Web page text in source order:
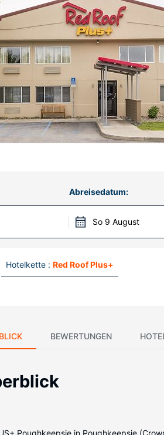
Abreisedatum:
So 9 August
Hotelkette : Red Roof Plus+
BEWERTUNGEN
Poughkeepsie in Poughkeepsie